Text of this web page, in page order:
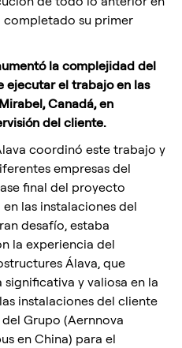
completado su primer
la complejidad del
ejecutar el trabajo en las
Canadá, en
del cliente.
coordinó este trabajo y
empresas del
final del proyecto
las instalaciones del
desafío, estaba
la experiencia del
Álava, que
y valiosa en la
instalaciones del cliente
Grupo (Aernnova
en China) para el